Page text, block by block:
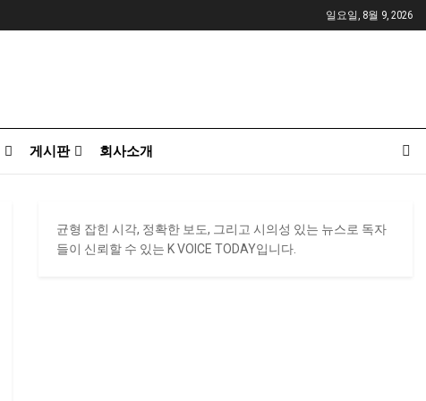
일요일, 8월 9, 2026
게시판 회사소개
균형 잡힌 시각, 정확한 보도, 그리고 시의성 있는 뉴스로 독자
들이 신뢰할 수 있는 K VOICE TODAY입니다.